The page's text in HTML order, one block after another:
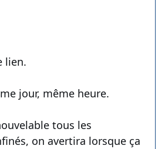
lien.
jour, même heure.
tous les
on avertira lorsque ça